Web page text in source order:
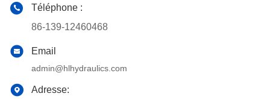
Téléphone :
86-139-12460468
Email
admin@hlhydraulics.com
Adresse: